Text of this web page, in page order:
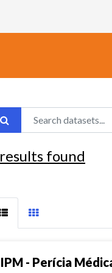
results found
IPM - Perícia